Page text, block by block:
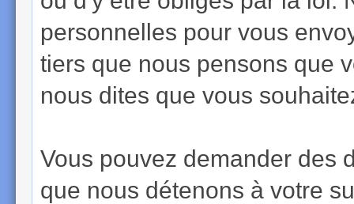
personnelles pour vous
tiers que nous pensons que
nous dites que vous
Vous pouvez demander des
que nous détenons à votre